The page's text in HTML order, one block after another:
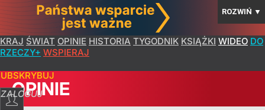
ROZWIŃ ▼
KRAJ ŚWIAT OPINIE HISTORIA TYGODNIK KSIĄŻKI WIDEO DO
RZECZY+ WSPIERAJ
ZALOGUJ
OPINIE